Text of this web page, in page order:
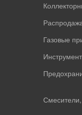
Газовые
Инструмент